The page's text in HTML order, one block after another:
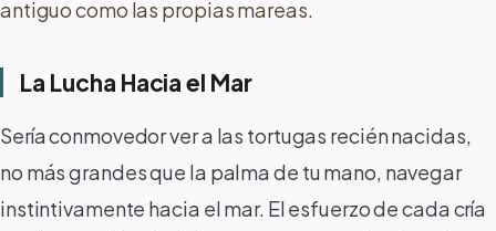
antiguo como las propias mareas.
La Lucha Hacia el Mar
Sería conmovedor ver a las tortugas recién nacidas,
no más grandes que la palma de tu mano, navegar
instintivamente hacia el mar. El esfuerzo de cada cría